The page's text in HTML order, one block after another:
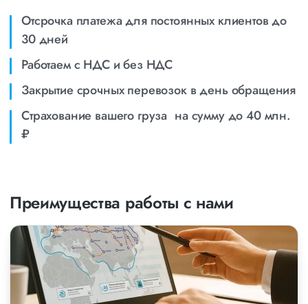
Отсрочка платежа для постоянных клиентов до
30 дней
Работаем с НДС и без НДС
Закрытие срочных перевозок в день обращения
Страхование вашего груза на сумму до 40 млн.
₽
Преимущества работы с нами